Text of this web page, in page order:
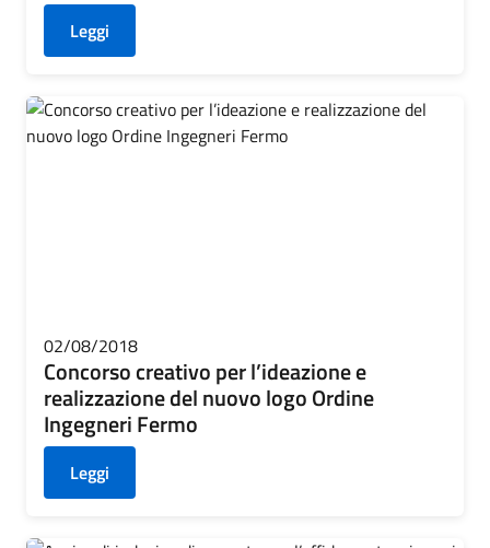
Leggi
02/08/2018
Concorso creativo per l’ideazione e
realizzazione del nuovo logo Ordine
Ingegneri Fermo
Leggi